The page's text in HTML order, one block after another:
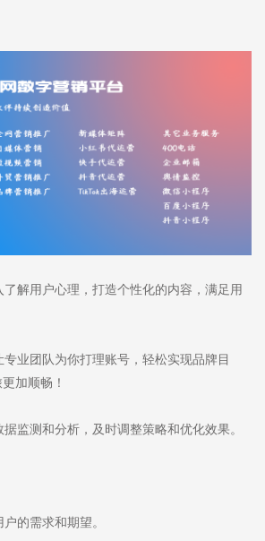
解用户心理，打造个性化的内容，满足用
业团队为你打理账号，轻松实现品牌目
加顺畅！
监测和分析，及时调整策略和优化效果。
的需求和期望。